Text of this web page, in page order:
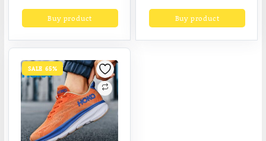
Mocasines Loafers
Hombre
Buy product
รองเท้าผ้าใบผญ
was:
฿4,492.00.
is:
฿1,943.00.Buy product
SALE 65%